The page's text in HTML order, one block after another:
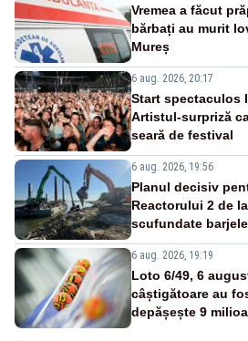
Vremea a făcut
bărbați au murit
Mureș
6 aug. 2026, 20:17
Start spectaculos
Artistul-surpriză
seară de festival
6 aug. 2026, 19:56
Planul decisiv
Reactorului 2 de
scufundate
6 aug. 2026, 19:19
Loto 6/49, 6
câștigătoare au
depășește 9